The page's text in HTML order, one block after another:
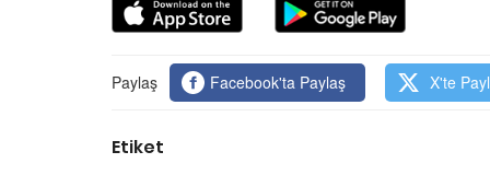
Paylaş Facebook'ta Paylaş X'te
Etiket